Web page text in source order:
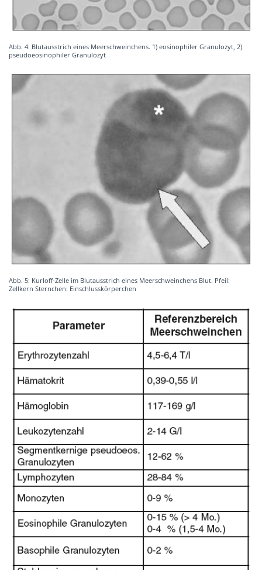
Abb. 4: Blutausstrich eines Meerschweinchens. 1) eosinophiler Granulozyt, 2)
pseudoeosinophiler Granulozyt
Abb. 5: Kurloff-Zelle im Blutausstrich eines Meerschweinchens Blut. Pfeil:
Zellkern Sternchen: Einschlusskörperchen